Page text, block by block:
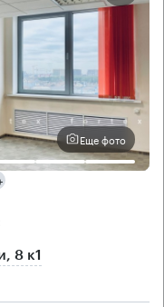
Еще фото
8 к1